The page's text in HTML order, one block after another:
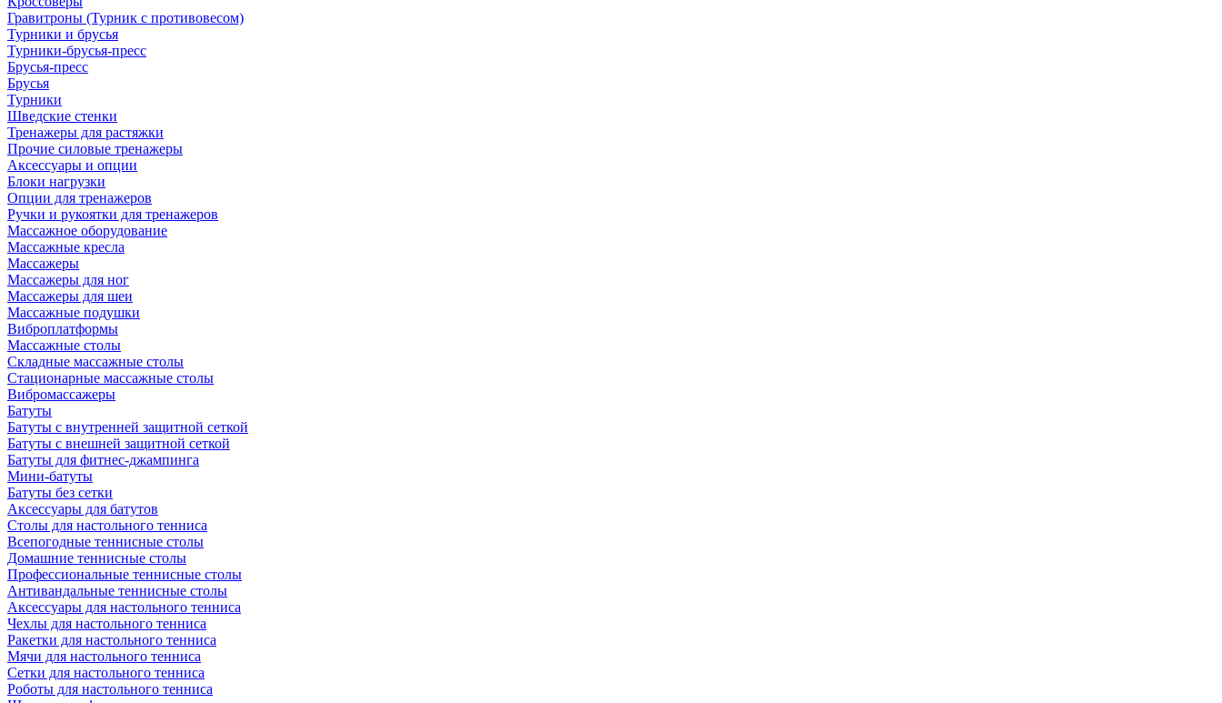
Гравитроны (Турник с противовесом)
Турники и брусья
Турники-брусья-пресс
Брусья-пресс
Брусья
Турники
Шведские стенки
Тренажеры для растяжки
Прочие силовые тренажеры
Аксессуары и опции
Блоки нагрузки
Опции для тренажеров
Ручки и рукоятки для тренажеров
Массажное оборудование
Массажные кресла
Массажеры
Массажеры для ног
Массажеры для шеи
Массажные подушки
Виброплатформы
Массажные столы
Складные массажные столы
Стационарные массажные столы
Вибромассажеры
Батуты
Батуты с внутренней защитной сеткой
Батуты с внешней защитной сеткой
Батуты для фитнес-джампинга
Мини-батуты
Батуты без сетки
Аксессуары для батутов
Столы для настольного тенниса
Всепогодные теннисные столы
Домашние теннисные столы
Профессиональные теннисные столы
Антивандальные теннисные столы
Аксессуары для настольного тенниса
Чехлы для настольного тенниса
Ракетки для настольного тенниса
Мячи для настольного тенниса
Сетки для настольного тенниса
Роботы для настольного тенниса